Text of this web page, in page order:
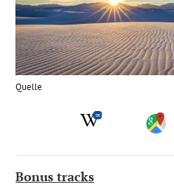
Quelle
Bonus tracks